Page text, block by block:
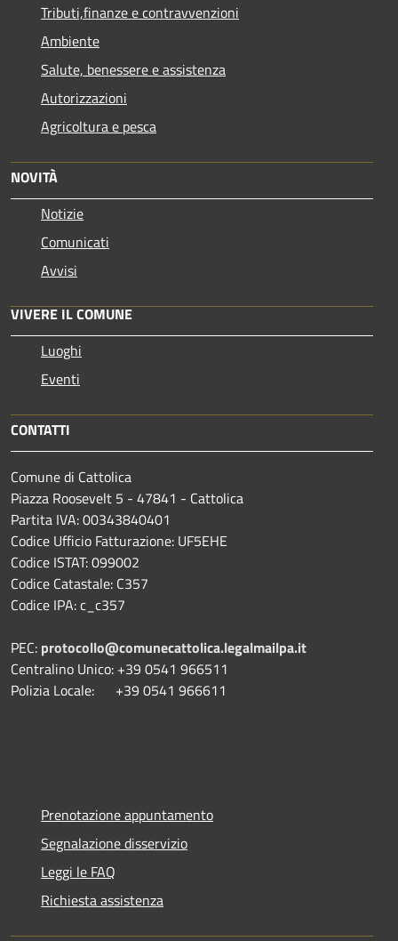
Tributi,finanze e contravvenzioni
Ambiente
Salute, benessere e assistenza
Autorizzazioni
Agricoltura e pesca
NOVITÀ
Notizie
Comunicati
Avvisi
VIVERE IL COMUNE
Luoghi
Eventi
CONTATTI
Comune di Cattolica
Piazza Roosevelt 5 - 47841 - Cattolica
Partita IVA: 00343840401
Codice Ufficio Fatturazione: UF5EHE
Codice ISTAT: 099002
Codice Catastale: C357
Codice IPA: c_c357
PEC: protocollo@comunecattolica.legalmailpa.it
Centralino Unico: +39 0541 966511
Polizia Locale: +39 0541 966611
Prenotazione appuntamento
Segnalazione disservizio
Leggi le FAQ
Richiesta assistenza